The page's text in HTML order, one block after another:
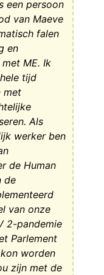
een persoon
van Maeve
falen
en
ME. Ik
tijd
met
Als
werker ben
de Human
de
van onze
2-pandemie
Parlement
worden
zijn met de